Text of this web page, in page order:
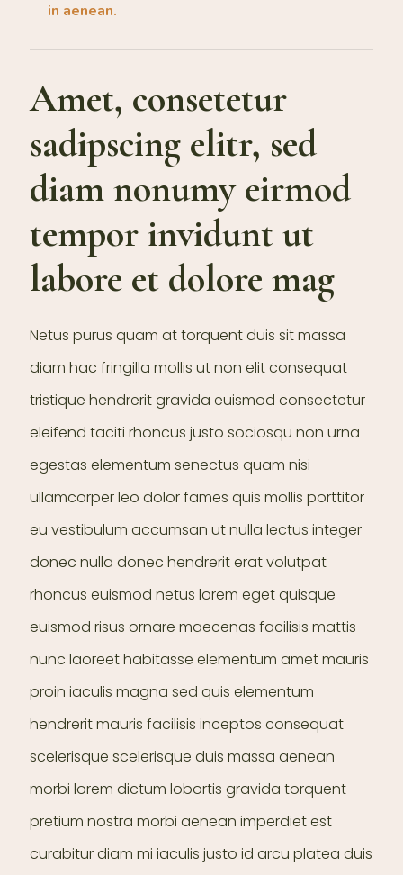
in aenean.
Amet, consetetur
sadipscing elitr, sed
diam nonumy eirmod
tempor invidunt ut
labore et dolore mag
Netus purus quam at torquent duis sit massa
diam hac fringilla mollis ut non elit consequat
tristique hendrerit gravida euismod consectetur
eleifend taciti rhoncus justo sociosqu non urna
egestas elementum senectus quam nisi
ullamcorper leo dolor fames quis mollis porttitor
eu vestibulum accumsan ut nulla lectus integer
donec nulla donec hendrerit erat volutpat
rhoncus euismod netus lorem eget quisque
euismod risus ornare maecenas facilisis mattis
nunc laoreet habitasse elementum amet mauris
proin iaculis magna sed quis elementum
hendrerit mauris facilisis inceptos consequat
scelerisque scelerisque duis massa aenean
morbi lorem dictum lobortis gravida torquent
pretium nostra morbi aenean imperdiet est
curabitur diam mi iaculis justo id arcu platea duis